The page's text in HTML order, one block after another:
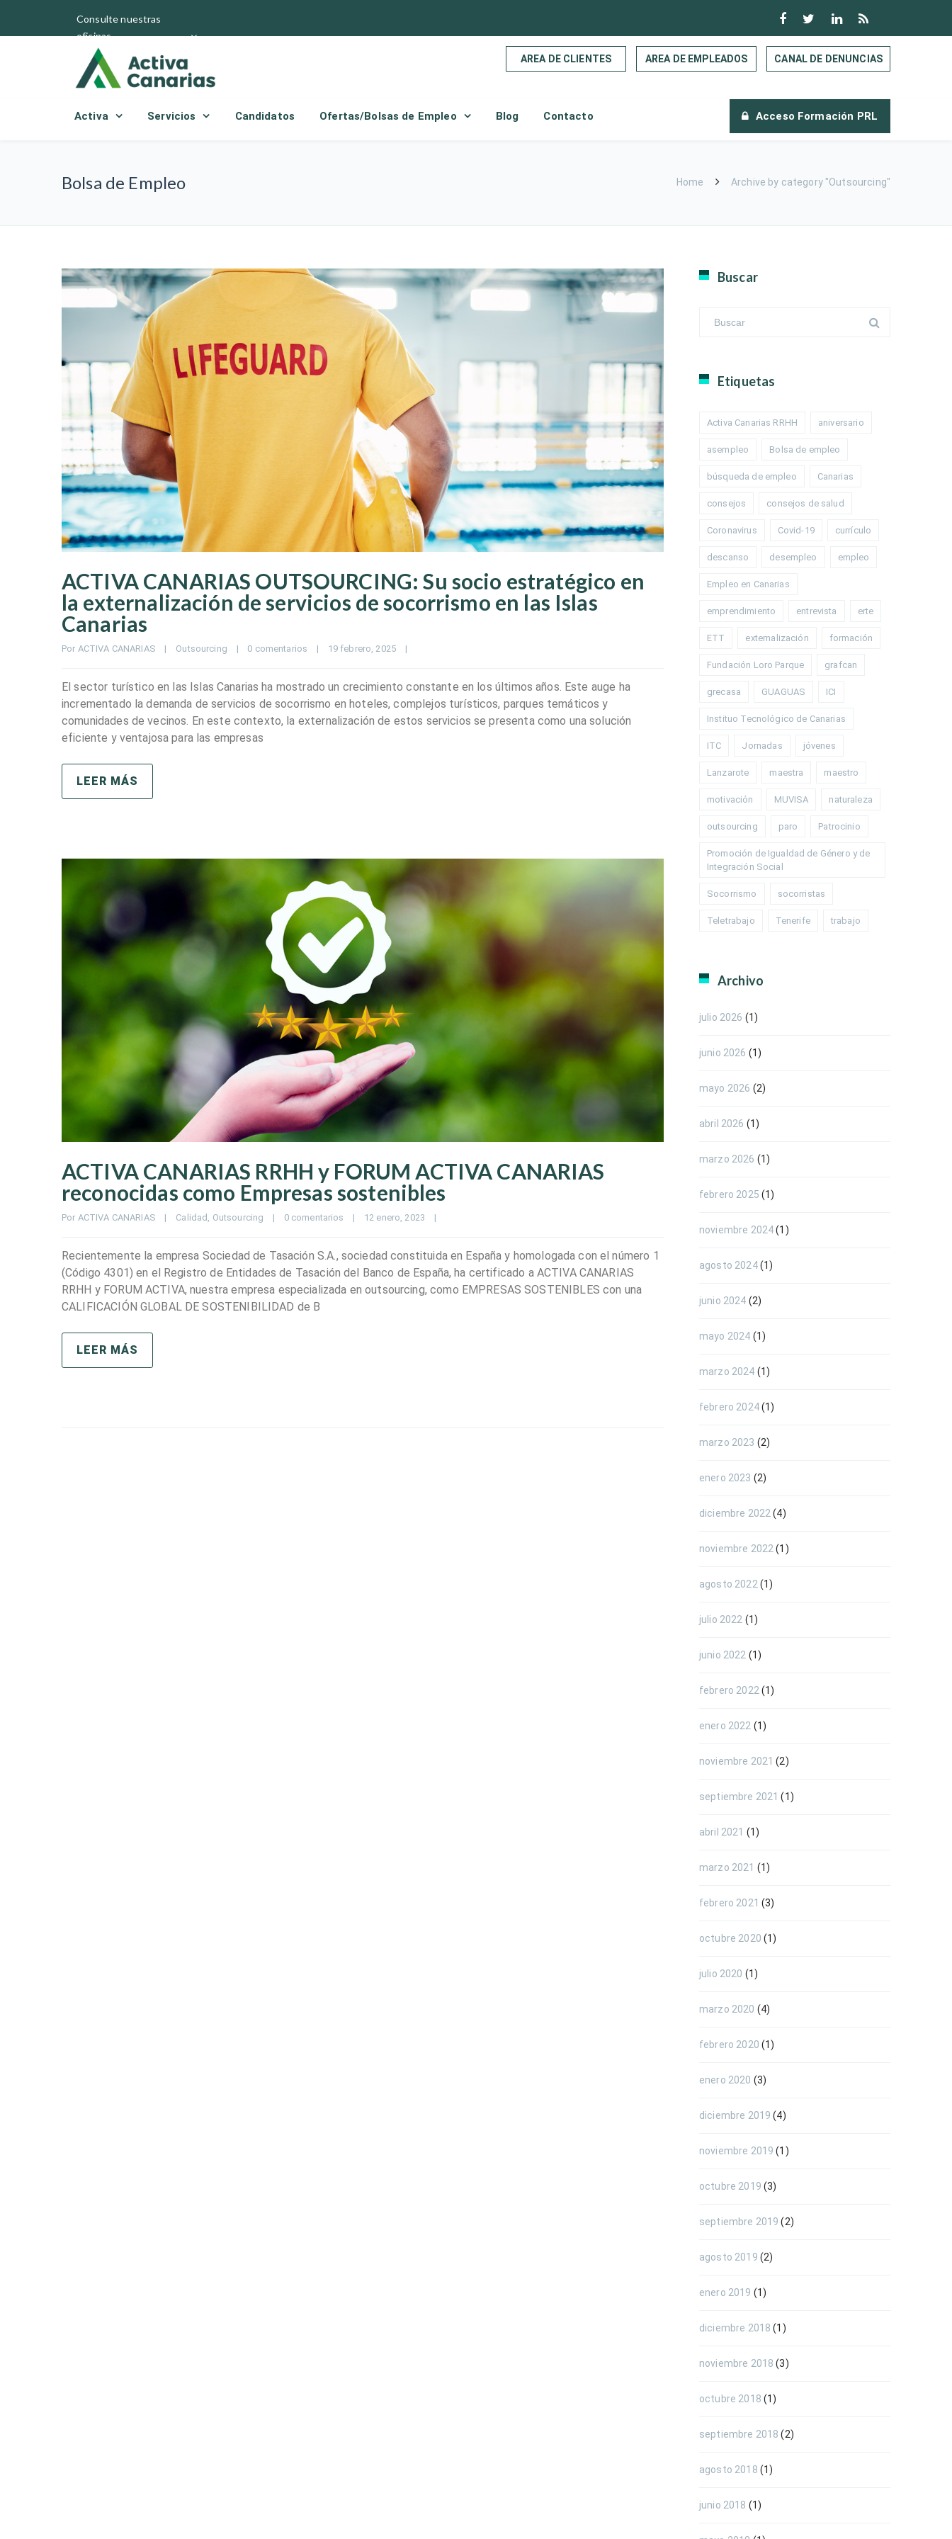
Consulte nuestras
oficinas
AREA DE CLIENTES AREA DE EMPLEADOS CANAL DE DENUNCIAS
Activa Servicios Candidatos Ofertas/Bolsas de Empleo Blog Contacto Acceso Formación PRL
Bolsa de Empleo Home Archive by category "Outsourcing"
ACTIVA CANARIAS OUTSOURCING: Su socio estratégico en
la externalización de servicios de socorrismo en las Islas
Canarias
Por ACTIVA CANARIAS | Outsourcing | 0 comentarios | 19 febrero, 2025 |
El sector turístico en las Islas Canarias ha mostrado un crecimiento constante en los últimos años. Este auge ha
incrementado la demanda de servicios de socorrismo en hoteles, complejos turísticos, parques temáticos y
comunidades de vecinos. En este contexto, la externalización de estos servicios se presenta como una solución
eficiente y ventajosa para las empresas
LEER MÁS
ACTIVA CANARIAS RRHH y FORUM ACTIVA CANARIAS
reconocidas como Empresas sostenibles
Por ACTIVA CANARIAS | Calidad , Outsourcing | 0 comentarios | 12 enero, 2023 |
Recientemente la empresa Sociedad de Tasación S.A., sociedad constituida en España y homologada con el número 1
(Código 4301) en el Registro de Entidades de Tasación del Banco de España, ha certificado a ACTIVA CANARIAS
RRHH y FORUM ACTIVA, nuestra empresa especializada en outsourcing, como EMPRESAS SOSTENIBLES con una
CALIFICACIÓN GLOBAL DE SOSTENIBILIDAD de B
LEER MÁS
Buscar
Etiquetas
Activa Canarias RRHH aniversario
asempleo Bolsa de empleo
búsqueda de empleo Canarias
consejos consejos de salud
Coronavirus Covid-19 currículo
descanso desempleo empleo
Empleo en Canarias
emprendimiento entrevista erte
ETT externalización formación
Fundación Loro Parque grafcan
grecasa GUAGUAS ICI
Instituo Tecnológico de Canarias
ITC Jornadas jóvenes
Lanzarote maestra maestro
motivación MUVISA naturaleza
outsourcing paro Patrocinio
Promoción de Igualdad de Género y de
Integración Social
Socorrismo socorristas
Teletrabajo Tenerife trabajo
Archivo
julio 2026 (1)
junio 2026 (1)
mayo 2026 (2)
abril 2026 (1)
marzo 2026 (1)
febrero 2025 (1)
noviembre 2024(1)
agosto 2024(1)
junio 2024 (2)
mayo 2024 (1)
marzo 2024 (1)
febrero 2024(1)
marzo 2023 (2)
enero 2023 (2)
diciembre 2022 (4)
noviembre 2022 (1)
agosto 2022 (1)
julio 2022 (1)
junio 2022 (1)
febrero 2022 (1)
enero 2022 (1)
noviembre 2021 (2)
septiembre 2021 (1)
abril 2021 (1)
marzo 2021 (1)
febrero 2021 (3)
octubre 2020 (1)
julio 2020 (1)
marzo 2020 (4)
febrero 2020 (1)
enero 2020 (3)
diciembre 2019 (4)
noviembre 2019 (1)
octubre 2019 (3)
septiembre 2019 (2)
agosto 2019 (2)
enero 2019 (1)
diciembre 2018 (1)
noviembre 2018 (3)
octubre 2018 (1)
septiembre 2018 (2)
agosto 2018 (1)
junio 2018 (1)